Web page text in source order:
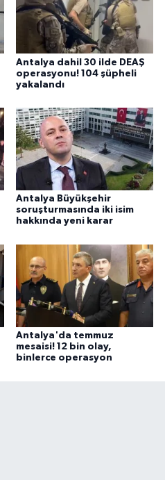
Antalya dahil 30 ilde DEAŞ
operasyonu! 104 şüpheli
yakalandı
Antalya Büyükşehir
soruşturmasında iki isim
hakkında yeni karar
Antalya'da temmuz
mesaisi! 12 bin olay,
binlerce operasyon